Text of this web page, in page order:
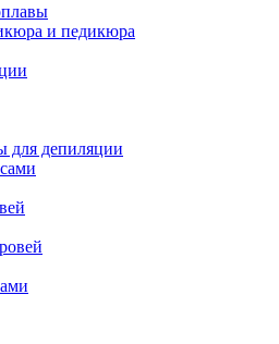
и педикюра
для депиляции